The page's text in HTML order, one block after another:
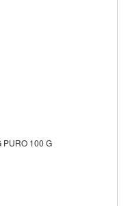
PURO 100 G